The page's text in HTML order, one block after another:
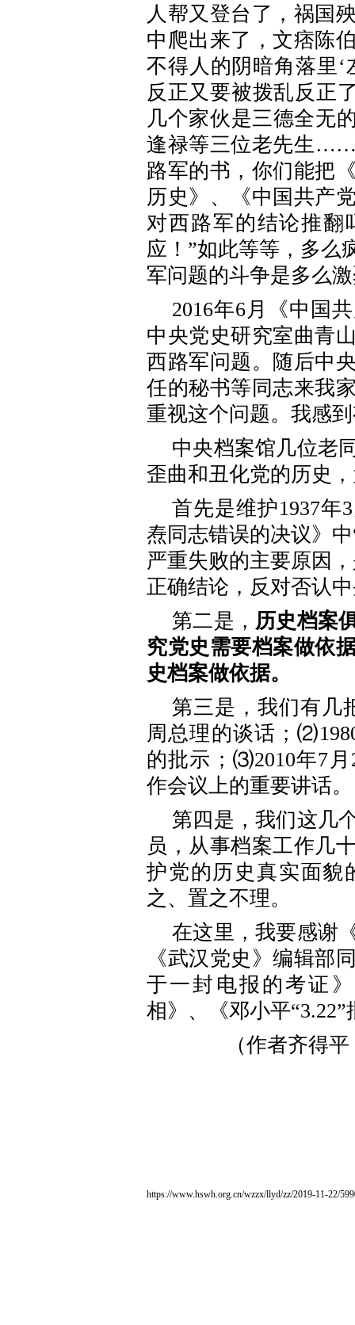
人帮又登台了，祸国
中爬出来了，文痞陈
不得人的阴暗角落里
反正又要被拨乱反正
几个家伙是三德全无
逢禄等三位老先生……
路军的书，你们能把
历史》、《中国共产
对西路军的结论推翻
应！”如此等等，多么
军问题的斗争是多么
2016年6月《中国
中央党史研究室曲青
西路军问题。随后中
任的秘书等同志来我
重视这个问题。我感
中央档案馆几位老
歪曲和丑化党的历史
首先是维护1937年
焘同志错误的决议》
严重失败的主要原因
正确结论，反对否认
第二是， 历史档案
究党史需要档案做依
史档案做依据。
第三是，我们有几
周总理的谈话；
的批示；⑶2010年7
作会议上的重要讲话。
第四是，我们这几
员，从事档案工作几
护党的历史真实面貌
之、置之不理。
在这里，我要感谢
《武汉党史》编辑部
于一封电报的考证
相》、《邓小平
（作者齐得
https://www.hswh.org.cn/wzzx/llyd/zz/2019-11-22/